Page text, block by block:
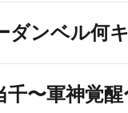
ダンベル何
千〜軍神覚